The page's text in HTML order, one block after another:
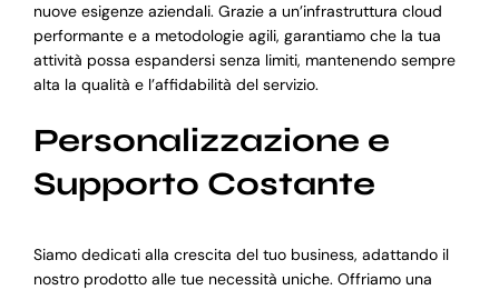
nuove esigenze aziendali. Grazie a un’infrastruttura cloud
performante e a metodologie agili, garantiamo che la tua
attività possa espandersi senza limiti, mantenendo sempre
alta la qualità e l’affidabilità del servizio.
Personalizzazione e
Supporto Costante
Siamo dedicati alla crescita del tuo business, adattando il
nostro prodotto alle tue necessità uniche. Offriamo una